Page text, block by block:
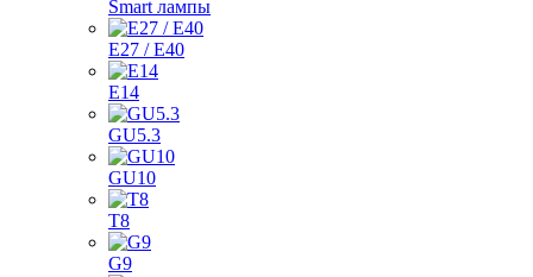
Smart лампы
E27 / E40
E14
GU5.3
GU10
T8
G9